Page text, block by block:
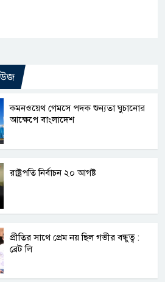
কমনওয়েথ গেমসে পদক শুন্যতা ঘুচানোর
আক্ষেপে বাংলাদেশ
রাষ্ট্রপতি নির্বাচন ২০ আগষ্ট
প্রীতির সাথে প্রেম নয় ছিল গভীর বন্ধুত্ব :
ব্রেট লি